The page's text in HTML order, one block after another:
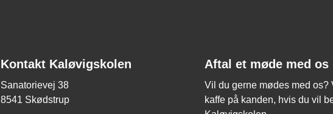
Kontakt Kaløvigskolen
Sanatorievej 38
8541 Skødstrup
Aftal et møde med os
Vil du gerne mødes med os?
kaffe på kanden, hvis du vil